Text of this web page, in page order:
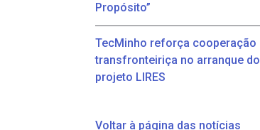
Propósito”
TecMinho reforça cooperação
transfronteiriça no arranque do
projeto LIRES
Voltar à página das notícias